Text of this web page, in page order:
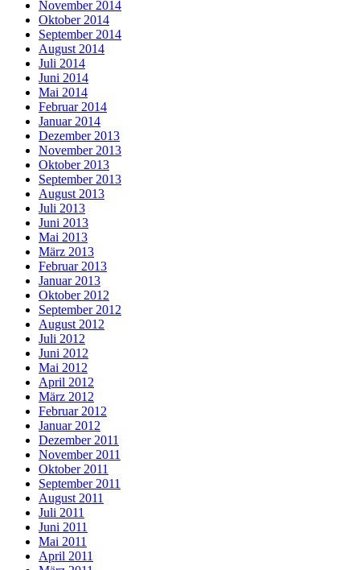
November 2014
Oktober 2014
September 2014
August 2014
Juli 2014
Juni 2014
Mai 2014
Februar 2014
Januar 2014
Dezember 2013
November 2013
Oktober 2013
September 2013
August 2013
Juli 2013
Juni 2013
Mai 2013
März 2013
Februar 2013
Januar 2013
Oktober 2012
September 2012
August 2012
Juli 2012
Juni 2012
Mai 2012
April 2012
März 2012
Februar 2012
Januar 2012
Dezember 2011
November 2011
Oktober 2011
September 2011
August 2011
Juli 2011
Juni 2011
Mai 2011
April 2011